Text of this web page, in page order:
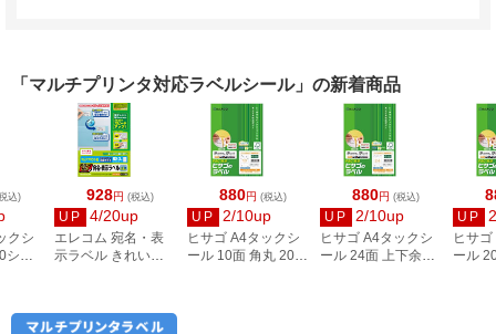
「マルチプリンタ対応ラベルシール」の新着商品
928円 (税込)
UP 4/20up
エレコム 宛名・表
示ラベル きれい貼
880円 (税込)
UP 2/10up
ヒサゴ A4タックシ
ール 10面 角丸 20シ
880円 (税込)
UP 2/10up
ヒサゴ A4タックシ
ール 24面 上下余白
UP
ヒサ
ール
込)
クシ
シー